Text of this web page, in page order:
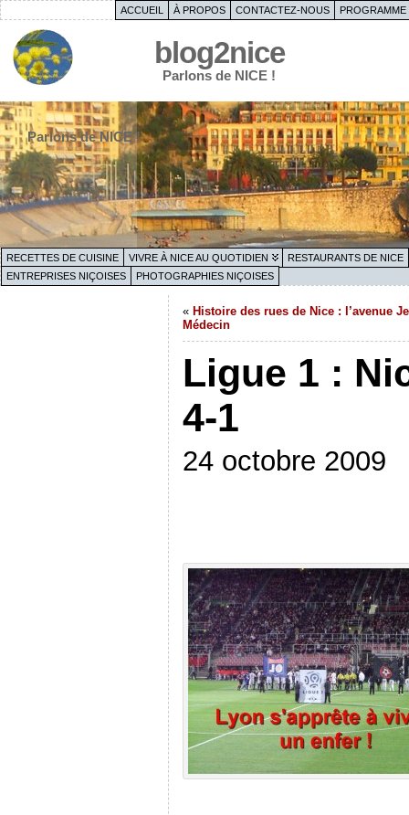
ACCUEIL À PROPOS CONTACTEZ-NOUS PROGRAMME
blog2nice
Parlons de NICE !
Parlons de NICE !
RECETTES DE CUISINE VIVRE À NICE AU QUOTIDIEN
RESTAURANTS DE NICE
ENTREPRISES NIÇOISES
PHOTOGRAPHIES NIÇOISES
« Histoire des rues de Nice : l’avenue
Médecin
Ligue 1 :
4-1
24 octobre 2009